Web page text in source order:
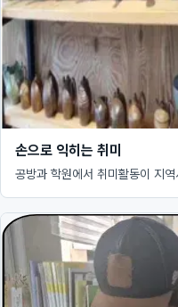
손으로 익히는 취미
공방과 학원에서 취미활동이 지